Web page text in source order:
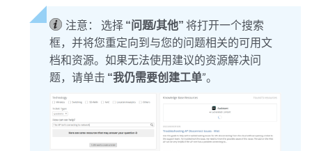
注意： 选择 “问题/其他” 将打开一个搜索
框，并将您重定向到与您的问题相关的可用文
档和资源。如果无法使用建议的资源解决问
题，请单击 “我仍需要创建工单”。